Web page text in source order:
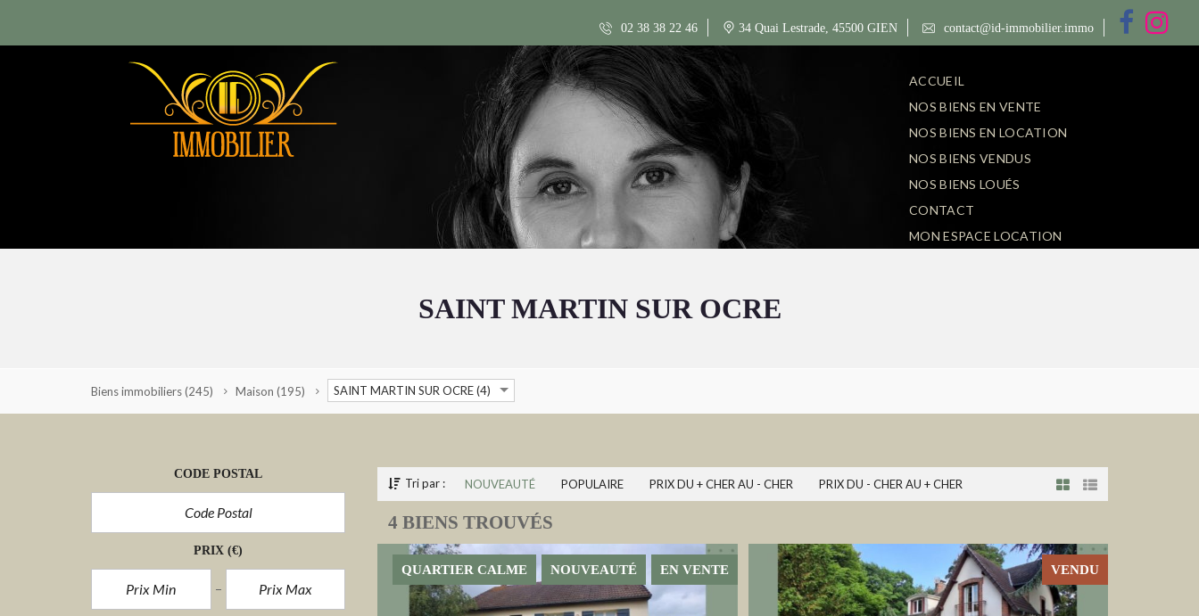
02 38 38 22 46 34 Quai Lestrade, 45500 GIEN contact@id-immobilier.immo
ACCUEIL
NOS BIENS EN VENTE
NOS BIENS EN LOCATION
NOS BIENS VENDUS
NOS BIENS LOUÉS
CONTACT
MON ESPACE LOCATION
SAINT MARTIN SUR OCRE
Biens immobiliers(245) Maison (195) SAINT MARTIN SUR OCRE (4)
CODE POSTAL
PRIX (€)
Tri par : NOUVEAUTÉ POPULAIRE PRIX DU + CHER AU - CHER PRIX DU - CHER AU + CHER
4 BIENS TROUVÉS
EN VENTE
NOUVEAUTÉ
QUARTIER CALME VENDU